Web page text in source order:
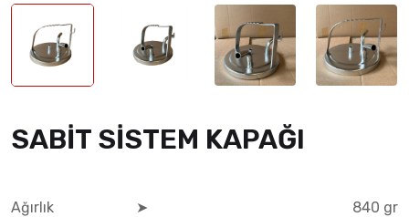
SABİT SİSTEM KAPAĞI
Ağırlık ➤
840 gr